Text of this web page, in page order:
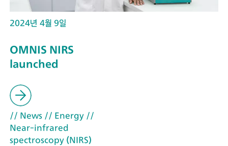
2024년 4월 9일
OMNIS NIRS
launched
// News // Energy //
Near-infrared
spectroscopy (NIRS)